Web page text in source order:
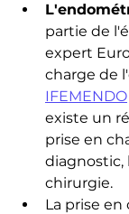
partie de
expert
charge de
IFEMENDO
existe un
prise en
diagnostic,
chirurgie.
La prise en